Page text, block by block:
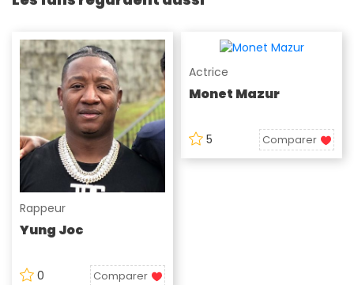
Rappeur
Yung Joc
0 Comparer
Actrice
Monet Mazur
5 Comparer